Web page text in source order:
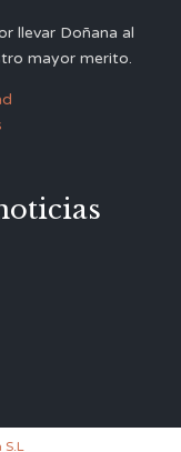
llevar Doñana al
mayor merito.